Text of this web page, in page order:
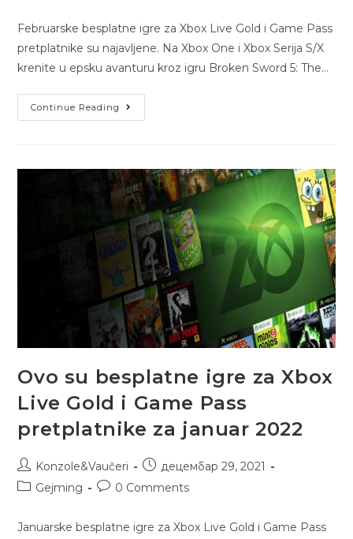
Februarske besplatne igre za Xbox Live Gold i Game Pass
pretplatnike su najavljene. Na Xbox One i Xbox Serija S/X
krenite u epsku avanturu kroz igru Broken Sword 5: The…
Continue Reading
Ovo su besplatne igre za Xbox
Live Gold i Game Pass
pretplatnike za januar 2022
Konzole&Vaučeri
децембар 29, 2021
Gejming
0 Comments
Januarske besplatne igre za Xbox Live Gold i Game Pass